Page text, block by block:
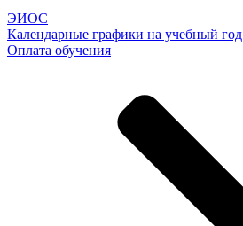
ЭИОС
Календарные графики на учебный год
Оплата обучения